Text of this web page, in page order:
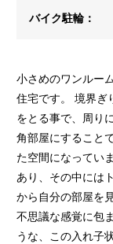
バイク駐輪：
小さめのワンルー
住宅です。 境界ぎ
をとる事で、周り
角部屋にすること
た空間になってい
あり、その中には
から自分の部屋を
不思議な感覚に包
うな、この入れ子